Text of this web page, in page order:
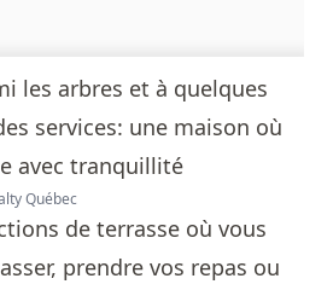
Québec
de terrasse où vous
prendre vos repas ou